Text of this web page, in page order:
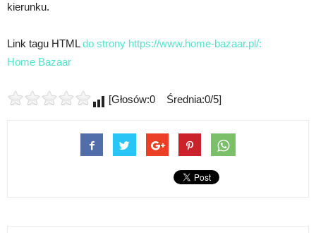
kierunku.
Link tagu HTMLdo strony https://www.home-bazaar.pl/:
Home Bazaar
[Głosów:0 Średnia:0/5]